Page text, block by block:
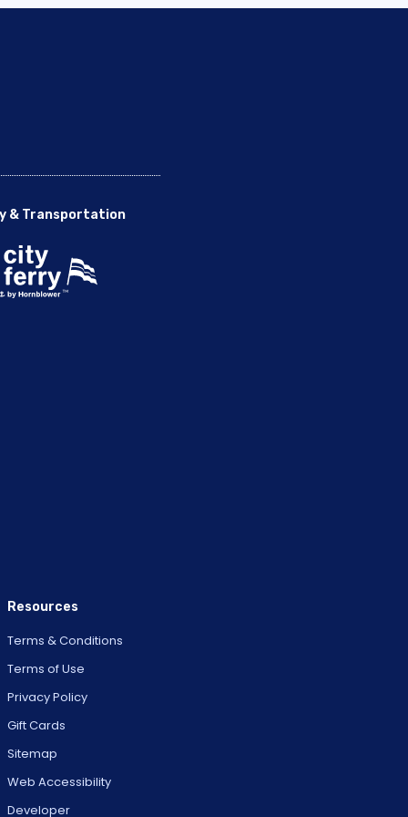
& Transportation
Resources
Terms & Conditions
Terms of Use
Privacy Policy
Gift Cards
Sitemap
Web Accessibility
Developer